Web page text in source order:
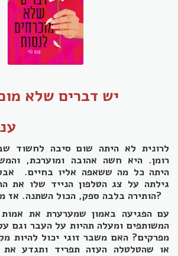
יש דברים שלא
לרונית לא היתה שום סיבה לחשוד
רומן. היא חשה אהובה ומוערכת,
היתה כל מה ששאפה אליו בחיים.
גילתה על צג הטלפון הנייד שלו את
הותירה בלבה ספק, הכול השתנה. אז מה עושים עם בגידה?
עם הפגיעה באמון שמערערת את
המשותפים ומעלה תהיות על העבר וגם
מפרקים? האם משבר זוגי יכול להיות
או שהטלטלה העזה תפריד ותגדע